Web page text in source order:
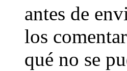
antes de
los
qué no se